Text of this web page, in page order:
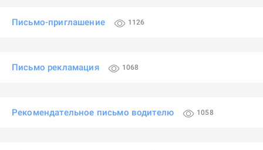
Письмо-приглашение 1126
Письмо рекламация 1068
Рекомендательное письмо водителю 1058